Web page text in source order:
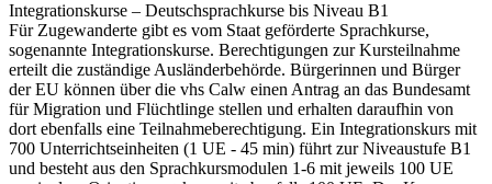
Integrationskurse – Deutschsprachkurse bis Niveau B1
Für Zugewanderte gibt es vom Staat geförderte Sprachkurse,
sogenannte Integrationskurse. Berechtigungen zur Kursteilnahme
erteilt die zuständige Ausländerbehörde. Bürgerinnen und Bürger
der EU können über die vhs Calw einen Antrag an das Bundesamt
für Migration und Flüchtlinge stellen und erhalten daraufhin von
dort ebenfalls eine Teilnahmeberechtigung. Ein Integrationskurs mit
700 Unterrichtseinheiten (1 UE - 45 min) führt zur Niveaustufe B1
und besteht aus den Sprachkursmodulen 1-6 mit jeweils 100 UE